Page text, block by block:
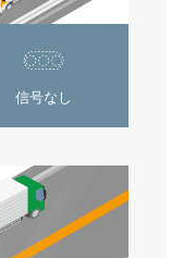
信号なし